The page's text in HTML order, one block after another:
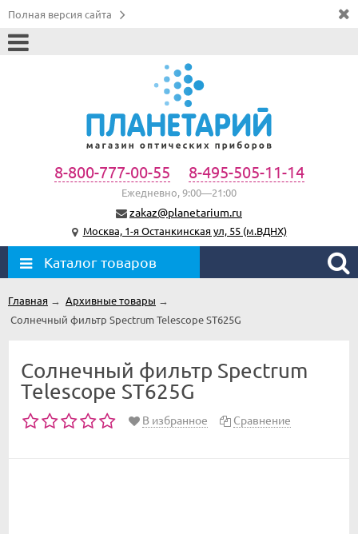
Полная версия сайта
8-800-777-00-55 8-495-505-11-14
Ежедневно, 9:00—21:00
zakaz@planetarium.ru
Москва, 1-я Останкинская ул, 55 (м.ВДНХ)
Каталог товаров
Главная → Архивные товары →
Солнечный фильтр Spectrum Telescope ST625G
Солнечный фильтр Spectrum
Telescope ST625G
В избранное Сравнение